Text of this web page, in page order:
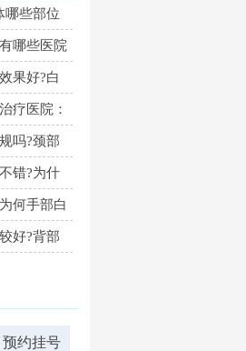
哪些部位
哪些医院
果好?白
疗医院：
吗?颈部
错?为什
何手部白
好?背部
预约挂号